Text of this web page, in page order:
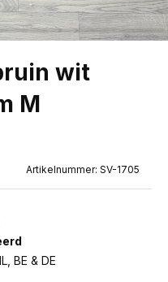
wit
M
Artikelnummer: SV-1705
BE & DE